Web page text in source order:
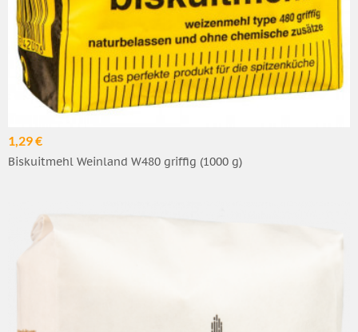
1,29 €
Biskuitmehl Weinland W480 griffig (1000 g)